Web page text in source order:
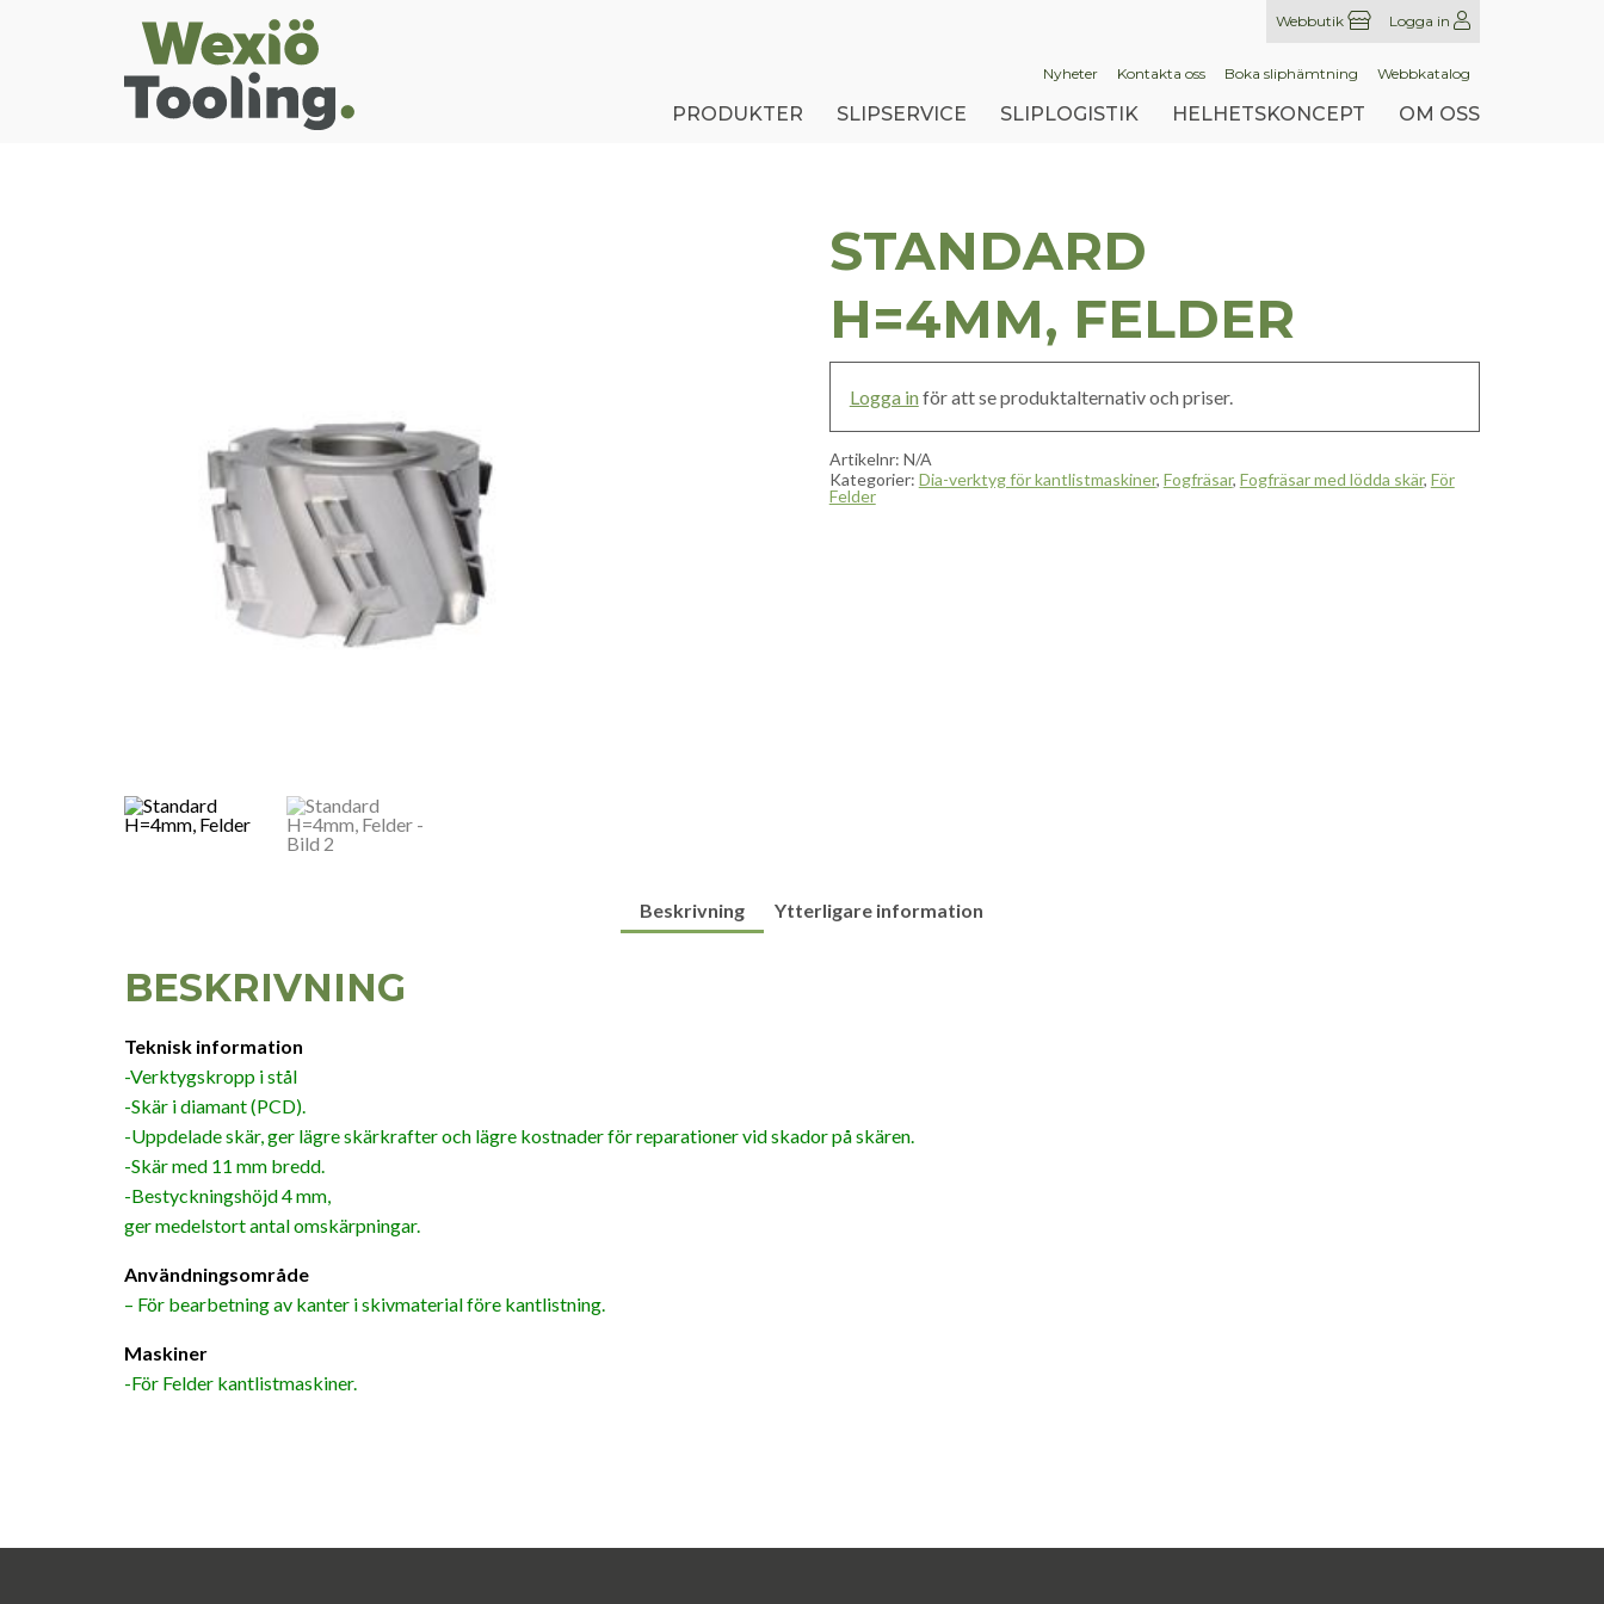
Webbutik Logga in
Nyheter Kontakta oss Boka sliphämtning Webbkatalog
PRODUKTER SLIPSERVICE SLIPLOGISTIK HELHETSKONCEPT OM OSS
STANDARD
H=4MM, FELDER
Logga inför att se produktalternativ och priser.
Artikelnr: N/A
Kategorier: Dia-verktyg för kantlistmaskiner, Fogfräsar, Fogfräsar med lödda skär, För
Felder
Beskrivning Ytterligare information
BESKRIVNING
Teknisk information
-Verktygskropp i stål
-Skär i diamant (PCD).
-Uppdelade skär, ger lägre skärkrafter och lägre kostnader för reparationer vid skador på skären.
-Skär med 11 mm bredd.
-Bestyckningshöjd 4 mm,
ger medelstort antal omskärpningar.
Användningsområde
– För bearbetning av kanter i skivmaterial före kantlistning.
Maskiner
-För Felder kantlistmaskiner.